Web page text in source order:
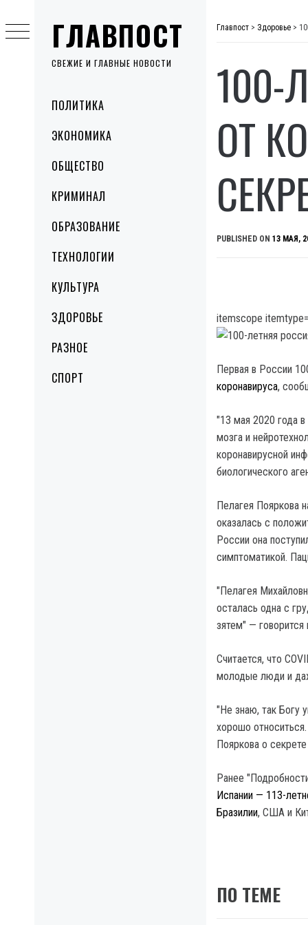
ГЛАВПОСТ
СВЕЖИЕ И ГЛАВНЫЕ НОВОСТИ
MenuПОЛИТИКА
ЭКОНОМИКА
ОБЩЕСТВО
КРИМИНАЛ
ОБРАЗОВАНИЕ
ТЕХНОЛОГИИ
КУЛЬТУРА
ЗДОРОВЬЕ
РАЗНОЕ
СПОРТ
to
content
Главпост > Здоровье >
100-
ОТ
PUBLISHED ON 13 МАЯ,
itemscope
Первая в России
коронавируса,
"13 мая 2020 года
мозга и
коронавирусной
биологического
Пелагея Пояркова
оказалась с
России она
симптоматикой.
"Пелагея
осталась одна с
зятем" —
Считается, что
молодые люди и
"Не знаю, так Богу
хорошо
Пояркова о
Ранее
Испании — 113-
Бразилии, США и
ПО ТЕМЕ